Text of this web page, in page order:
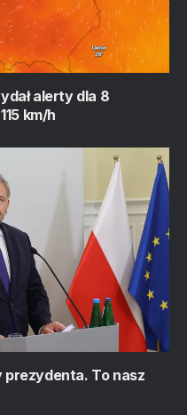
alerty dla 8
km/h
prezydenta. To nasz